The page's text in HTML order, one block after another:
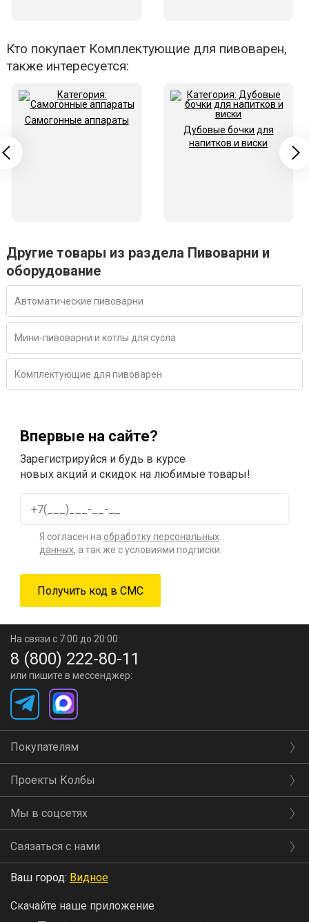
Кто покупает Комплектующие для пивоварен,
также интересуется:
Самогонные аппараты
Дубовые бочки для
напитков и виски
Другие товары из раздела Пивоварни и
оборудование
Автоматические пивоварни
Мини-пивоварни и котлы для сусла
Комплектующие для пивоварен
Впервые на сайте?
Зарегистрируйся и будь в курсе
новых акций и скидок на любимые товары!
Я согласен на обработку персональных
данных, а так же с условиями подписки.
На связи с 7:00 до 20:00
8 (800) 222-80-11
или пишите в мессенджер:
Покупателям
Проекты Колбы
Мы в соцсетях
Связаться с нами
Ваш город: Видное
Скачайте наше приложение